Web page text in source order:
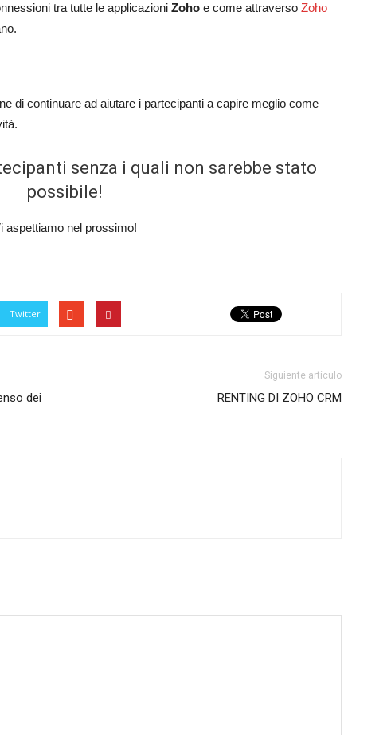
tra tutte le applicazioni Zoho e come attraverso Zoho
di continuare ad aiutare i partecipanti a capire meglio come
senza i quali non sarebbe stato
possibile!
aspettiamo nel prossimo!
Twitter
dei
Siguiente artículo
RENTING DI ZOHO CRM